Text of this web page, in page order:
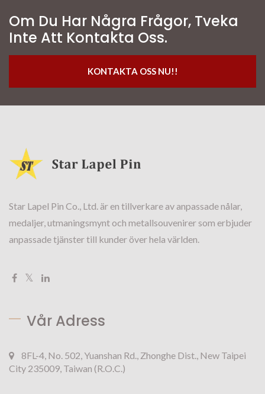
Om Du Har Några Frågor, Tveka
Inte Att Kontakta Oss.
KONTAKTA OSS NU!!
Star Lapel Pin Co., Ltd. är en tillverkare av anpassade nålar,
medaljer, utmaningsmynt och metallsouvenirer som erbjuder
anpassade tjänster till kunder över hela världen.
Vår Adress
8FL-4, No. 502, Yuanshan Rd., Zhonghe Dist., New Taipei
City 235009, Taiwan (R.O.C.)